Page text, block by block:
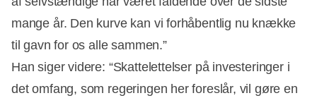
mange år. Den kurve kan vi forhåbentlig nu knække
til gavn for os alle sammen.”
Han siger videre: “Skattelettelser på investeringer i
det omfang, som regeringen her foreslår, vil gøre en